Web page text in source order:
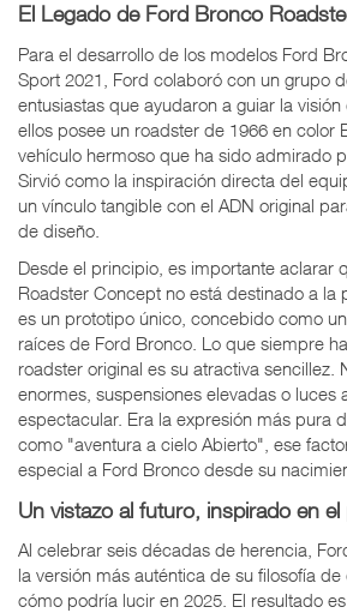
El Legado de Ford Bronco
Para el desarrollo de los modelos Ford
Sport 2021, Ford colaboró con un grupo
entusiastas que ayudaron a guiar la
ellos posee un roadster de 1966 en color
vehículo hermoso que ha sido admirado
Sirvió como la inspiración directa del
un vínculo tangible con el ADN original
de diseño.
Desde el principio, es importante aclarar
Roadster Concept no está destinado a la
es un prototipo único, concebido como
raíces de Ford Bronco. Lo que siempre
roadster original es su atractiva sencillez.
enormes, suspensiones elevadas o luces
espectacular. Era la expresión más pura
como "aventura a cielo Abierto", ese
especial a Ford Bronco desde su
Un vistazo al futuro, inspirado en el
Al celebrar seis décadas de herencia,
la versión más auténtica de su filosofía
cómo podría lucir en 2025. El resultado